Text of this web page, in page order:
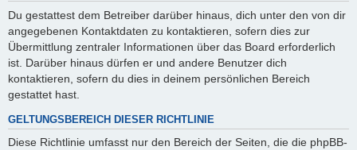
Du gestattest dem Betreiber darüber hinaus, dich unter den von dir
angegebenen Kontaktdaten zu kontaktieren, sofern dies zur
Übermittlung zentraler Informationen über das Board erforderlich
ist. Darüber hinaus dürfen er und andere Benutzer dich
kontaktieren, sofern du dies in deinem persönlichen Bereich
gestattet hast.
GELTUNGSBEREICH DIESER RICHTLINIE
Diese Richtlinie umfasst nur den Bereich der Seiten, die die phpBB-